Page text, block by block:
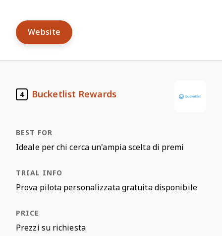
Website
4 Bucketlist Rewards
Ideale per chi cerca un'ampia scelta di premi
Prova pilota personalizzata gratuita disponibile
Prezzi su richiesta